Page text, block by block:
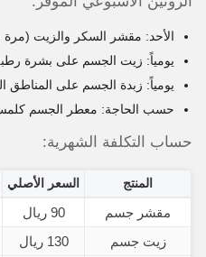
الأحد: مقشر السكر والزيت (مرة
يومياً: زيت الجسم على بشرة رطبة بعد
يومياً: زبدة الجسم على المناطق
حسب الحاجة: معطر الجسم
حساب التكلفة الشهرية:
المنتج السعر الأصلي
مقشر جسم 90 ريال
زيت جسم
130 ريال